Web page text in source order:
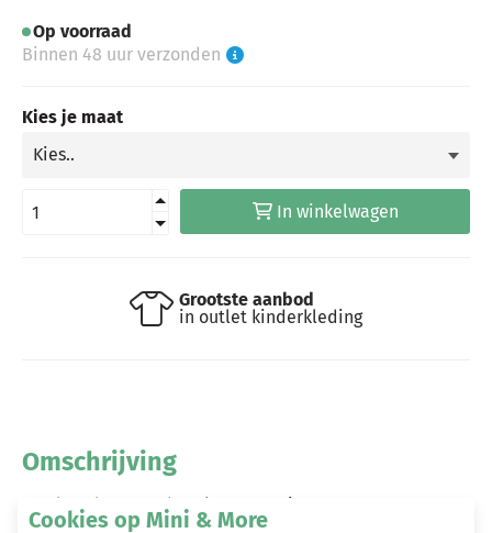
Op voorraad
Binnen 48 uur verzonden
Kies je maat
In winkelwagen
Grootste aanbod
in outlet kinderkleding
Omschrijving
Louder! shorts Ivy brook green stripes
Cookies op Mini & More